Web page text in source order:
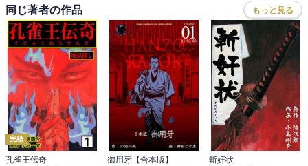
同じ著者の作品 もっと見る
完結
孔雀王伝奇
御用牙【合本版】
斬奸状